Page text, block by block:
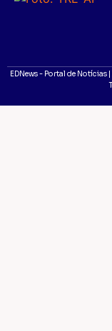
EDNews - Portal de